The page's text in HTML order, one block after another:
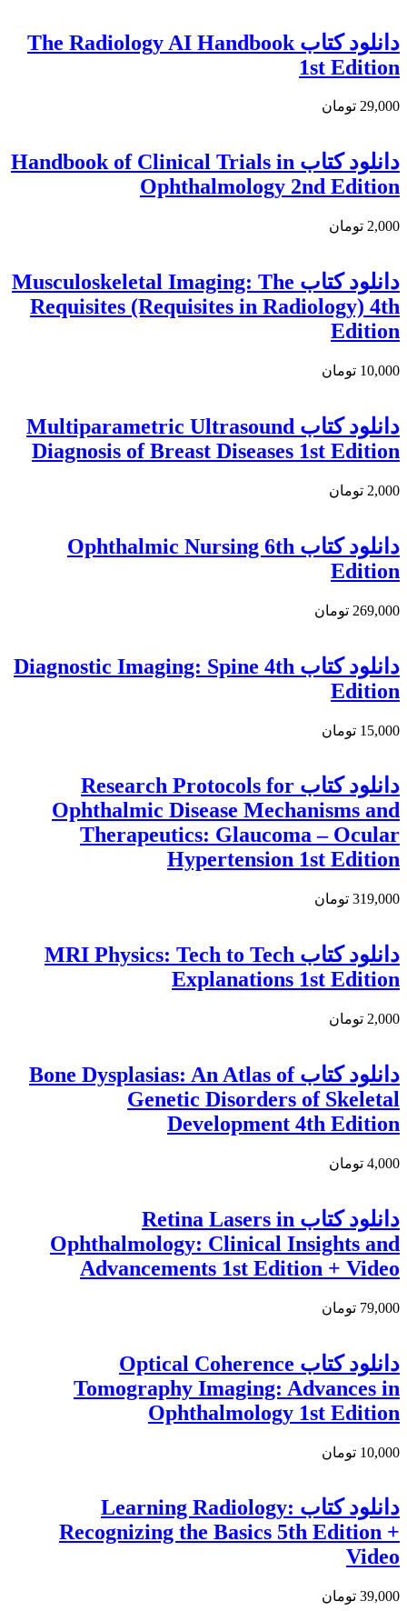
دانلود کتاب The Radiology AI Handbook
1st Edition
29,000 تومان
دانلود كتاب Handbook of Clinical Trials in
Ophthalmology 2nd Edition
2,000 تومان
دانلود کتاب Musculoskeletal Imaging: The
Requisites (Requisites in Radiology) 4th
Edition
10,000 تومان
دانلود كتاب Multiparametric Ultrasound
Diagnosis of Breast Diseases 1st Edition
2,000 تومان
دانلود کتاب Ophthalmic Nursing 6th
Edition
269,000 تومان
دانلود کتاب Diagnostic Imaging: Spine 4th
Edition
15,000 تومان
دانلود کتاب Research Protocols for
Ophthalmic Disease Mechanisms and
Therapeutics: Glaucoma – Ocular
Hypertension 1st Edition
319,000 تومان
دانلود کتاب MRI Physics: Tech to Tech
Explanations 1st Edition
2,000 تومان
دانلود کتاب Bone Dysplasias: An Atlas of
Genetic Disorders of Skeletal
Development 4th Edition
4,000 تومان
دانلود کتاب Retina Lasers in
Ophthalmology: Clinical Insights and
Advancements 1st Edition + Video
79,000 تومان
دانلود کتاب Optical Coherence
Tomography Imaging: Advances in
Ophthalmology 1st Edition
10,000 تومان
دانلود کتاب Learning Radiology:
Recognizing the Basics 5th Edition +
Video
39,000 تومان